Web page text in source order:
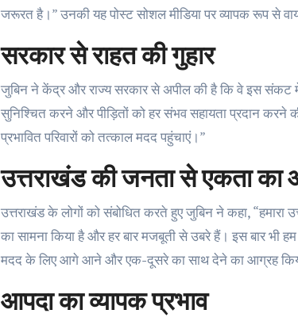
जरूरत है।” उनकी यह पोस्ट सोशल मीडिया पर व्यापक रूप से
सरकार से राहत की गुहार
जुबिन ने केंद्र और राज्य सरकार से अपील की है कि वे इस संकट में
सुनिश्चित करने और पीड़ितों को हर संभव सहायता प्रदान करने
प्रभावित परिवारों को तत्काल मदद पहुंचाएं।”
उत्तराखंड की जनता से एकता का
उत्तराखंड के लोगों को संबोधित करते हुए जुबिन ने कहा,
का सामना किया है और हर बार मजबूती से उबरे हैं। इस बार भी
मदद के लिए आगे आने और एक-दूसरे का साथ देने का आग्रह
आपदा का व्यापक प्रभाव